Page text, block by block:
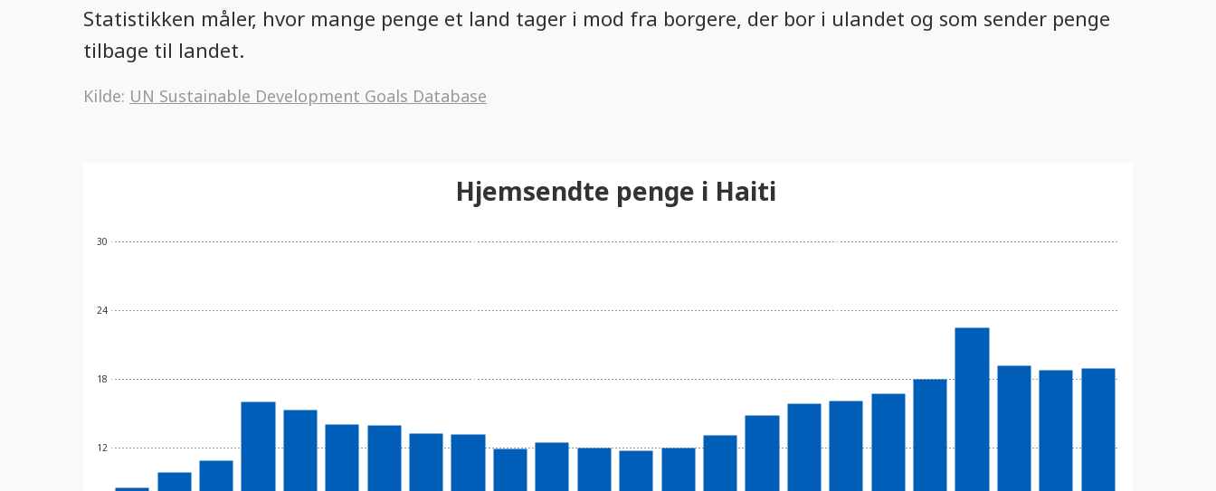
Statistikken måler, hvor mange penge et land tager i mod fra borgere, der bor i ulandet og som sender penge
tilbage til landet.
Kilde: UN Sustainable Development Goals Database
12
18
24
30
Hjemsendte penge i Haiti